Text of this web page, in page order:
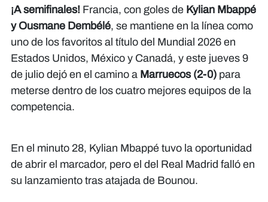
¡A semifinales! Francia, con goles de Kylian Mbappé
y Ousmane Dembélé, se mantiene en la línea como
uno de los favoritos al título del Mundial 2026 en
Estados Unidos, México y Canadá, y este jueves 9
de julio dejó en el camino a Marruecos (2-0) para
meterse dentro de los cuatro mejores equipos de la
competencia.
En el minuto 28, Kylian Mbappé tuvo la oportunidad
de abrir el marcador, pero el del Real Madrid falló en
su lanzamiento tras atajada de Bounou.